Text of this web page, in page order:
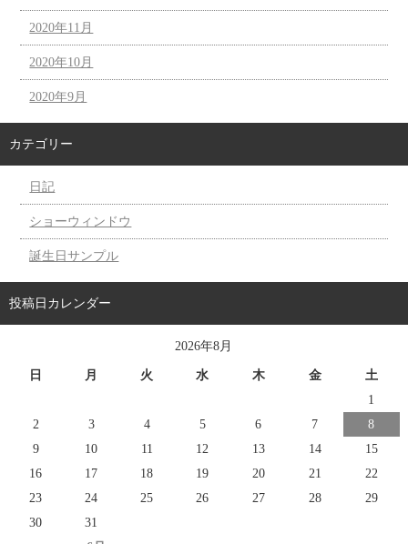
2020年11月
2020年10月
2020年9月
カテゴリー
日記
ショーウィンドウ
誕生日サンプル
投稿日カレンダー
2026年8月
日 月 火 水 木 金 土
1
2
3 4 5 6 7
8
9
10 11 12 13 14
15
16
17 18 19 20 21
22
23
24 25 26 27 28
29
30
31